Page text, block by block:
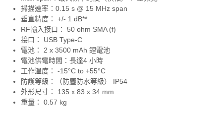
掃描速率：0.15 s @ 15 MHz span
垂直精度： +/- 1 dB**
RF輸入接口： 50 ohm SMA (f)
接口： USB Type-C
電池： 2 x 3500 mAh 鋰電池
電池供電時間：長達4 小時
工作溫度： -15°C to +55°C
防護等級：（防塵防水等級） IP54
外形尺寸： 135 x 83 x 34 mm
重量： 0.57 kg